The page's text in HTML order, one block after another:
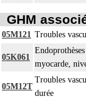
GHM
05M121 Troubles
05K061
myocarde,
05M12T
Troubles
durée